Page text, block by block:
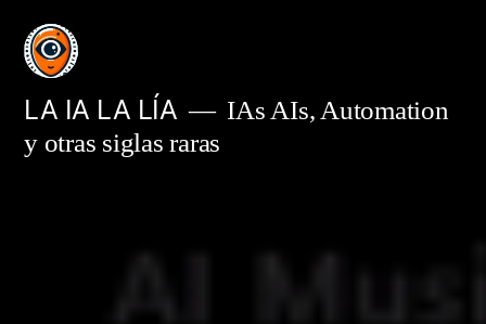
Saltar
contenido
LA IA LA LÍA
IAs AIs, Automation
y otras siglas raras